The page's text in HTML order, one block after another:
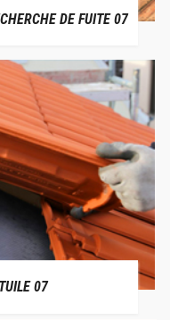
DE FUITE 07
07